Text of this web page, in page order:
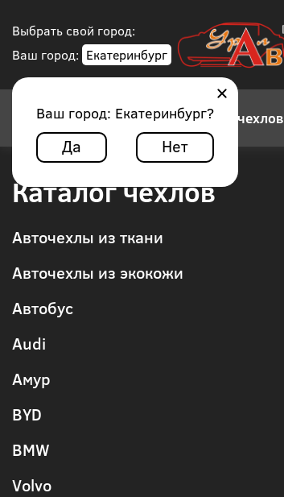
Выбрать свой город:
Ваш город: Екатеринбург
Ваш город: Екатеринбург?
Да Нет
Конструктор авточехлов
Каталог чехлов
Авточехлы из ткани
Авточехлы из экокожи
Автобус
Audi
Амур
BYD
BMW
Volvo